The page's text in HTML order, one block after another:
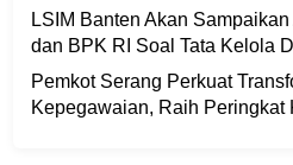
LSIM Banten Akan
dan BPK RI Soal Tata Kelola
Pemkot Serang Perkuat
Kepegawaian, Raih Peringkat